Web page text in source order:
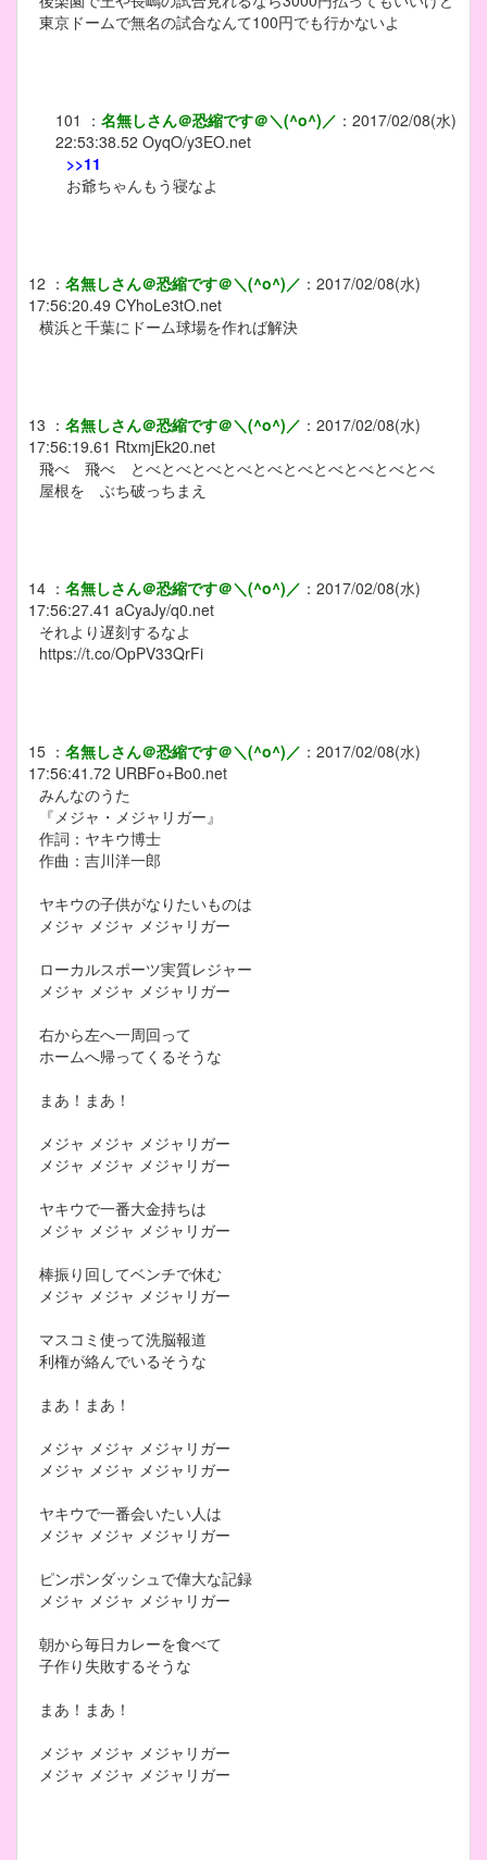
東京ドームで無名の試合なんて100円でも行かないよ
101 ： 名無しさん＠恐縮です＠＼(^o^)／ ： 2017/02/08(水)
22:53:38.52 OyqO/y3EO.net
>>11
お爺ちゃんもう寝なよ
12 ： 名無しさん＠恐縮です＠＼(^o^)／ ： 2017/02/08(水)
17:56:20.49 CYhoLe3tO.net
横浜と千葉にドーム球場を作れば解決
13 ： 名無しさん＠恐縮です＠＼(^o^)／ ： 2017/02/08(水)
17:56:19.61 RtxmjEk20.net
飛べ 飛べ とべとべとべとべとべとべとべとべとべとべ
屋根を ぶち破っちまえ
14 ： 名無しさん＠恐縮です＠＼(^o^)／ ： 2017/02/08(水)
17:56:27.41 aCyaJy/q0.net
それより遅刻するなよ
https://t.co/OpPV33QrFi
15 ： 名無しさん＠恐縮です＠＼(^o^)／ ： 2017/02/08(水)
17:56:41.72 URBFo+Bo0.net
みんなのうた
『メジャ・メジャリガー』
作詞：ヤキウ博士
作曲：吉川洋一郎
ヤキウの子供がなりたいものは
メジャ メジャ メジャリガー
ローカルスポーツ実質レジャー
メジャ メジャ メジャリガー
右から左へ一周回って
ホームへ帰ってくるそうな
まあ！まあ！
メジャ メジャ メジャリガー
メジャ メジャ メジャリガー
ヤキウで一番大金持ちは
メジャ メジャ メジャリガー
棒振り回してベンチで休む
メジャ メジャ メジャリガー
マスコミ使って洗脳報道
利権が絡んでいるそうな
まあ！まあ！
メジャ メジャ メジャリガー
メジャ メジャ メジャリガー
ヤキウで一番会いたい人は
メジャ メジャ メジャリガー
ピンポンダッシュで偉大な記録
メジャ メジャ メジャリガー
朝から毎日カレーを食べて
子作り失敗するそうな
まあ！まあ！
メジャ メジャ メジャリガー
メジャ メジャ メジャリガー